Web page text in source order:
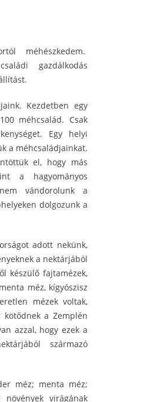
méhészkedem.
gazdálkodás
Kezdetben egy
méhcsalád. Csak
Egy helyi
a méhcsaládjainkat.
el, hogy más
a hagyományos
vándorolunk a
dolgozunk a
adott nekünk,
a nektárjából
készülő fajtamézek,
méz, kígyószisz
mézek voltak,
kötődnek a Zemplén
azzal, hogy ezek a
származó
méz; menta méz;
virágának